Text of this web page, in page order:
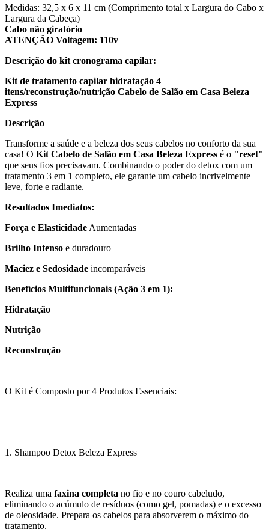
Medidas: 32,5 x 6 x 11 cm (Comprimento total x Largura do Cabo x
Largura da Cabeça)
Cabo não giratório
ATENÇÃO Voltagem: 110v
Descrição do kit cronograma capilar:
Kit de tratamento capilar hidratação 4
itens/reconstrução/nutrição Cabelo de Salão em Casa Beleza
Express
Descrição
Transforme a saúde e a beleza dos seus cabelos no conforto da sua
casa! O Kit Cabelo de Salão em Casa Beleza Express é o "reset"
que seus fios precisavam. Combinando o poder do detox com um
tratamento 3 em 1 completo, ele garante um cabelo incrivelmente
leve, forte e radiante.
Resultados Imediatos:
Força e Elasticidade Aumentadas
Brilho Intenso e duradouro
Maciez e Sedosidade incomparáveis
Benefícios Multifuncionais (Ação 3 em 1):
Hidratação
Nutrição
Reconstrução
O Kit é Composto por 4 Produtos Essenciais:
1. Shampoo Detox Beleza Express
Realiza uma faxina completa no fio e no couro cabeludo,
eliminando o acúmulo de resíduos (como gel, pomadas) e o excesso
de oleosidade. Prepara os cabelos para absorverem o máximo do
tratamento.